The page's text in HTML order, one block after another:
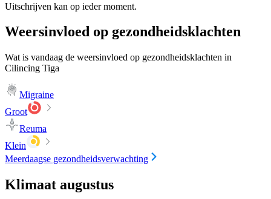
Uitschrijven kan op ieder moment.
Weersinvloed op gezondheidsklachten
Wat is vandaag de weersinvloed op gezondheidsklachten in
Cilincing Tiga
Migraine
Groot
Reuma
Klein
Meerdaagse gezondheidsverwachting
Klimaat augustus